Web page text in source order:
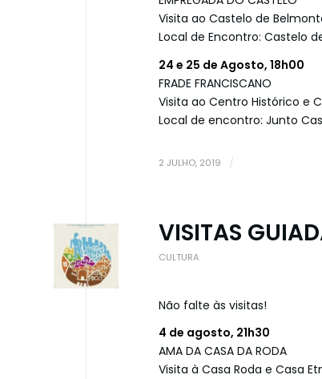
Visita ao Castelo de
Local de Encontro: Castelo
24 e 25 de Agosto, 18h00
FRADE FRANCISCANO
Visita ao Centro Histórico e
Local de encontro: Junto
2 JULHO, 2019 /
VISITAS
CULTURA
Não falte às visitas!
4 de agosto, 21h30
AMA DA CASA DA RODA
Visita à Casa Roda e Casa